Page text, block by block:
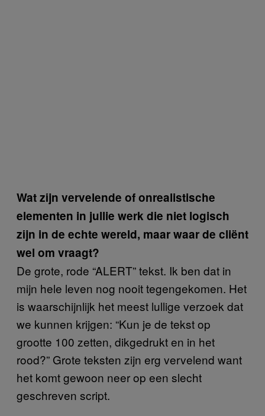
Wat zijn vervelende of onrealistische
elementen in jullie werk die niet logisch
zijn in de echte wereld, maar waar de cliënt
wel om vraagt?
De grote, rode “ALERT” tekst. Ik ben dat in
mijn hele leven nog nooit tegengekomen. Het
is waarschijnlijk het meest lullige verzoek dat
we kunnen krijgen: “Kun je de tekst op
grootte 100 zetten, dikgedrukt en in het
rood?” Grote teksten zijn erg vervelend want
het komt gewoon neer op een slecht
geschreven script.